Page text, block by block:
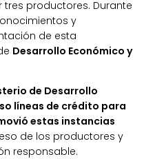
productores. Durante
y
de esta
Desarrollo Económico y
de Desarrollo
líneas de crédito para
estas instancias
de los productores y
responsable.